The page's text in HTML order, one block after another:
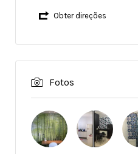
Obter direções
Fotos